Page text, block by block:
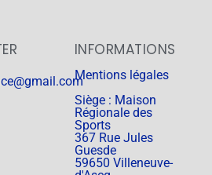
INFORMATIONS
Mentions légales
Siège : Maison
Régionale des
Sports
367 Rue Jules
Guesde
59650 Villeneuve-